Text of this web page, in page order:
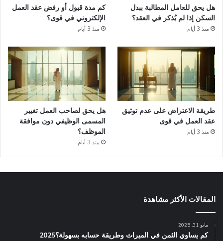
هل يحق للعامل المطالبة ببدل
السكن إذا لم يُذكر في العقد؟
منذ 3 أيام
كم مدة قبول أو رفض عقد العمل
الإلكتروني في قوى؟
منذ 3 أيام
طريقة الاعتراض على عدم توثيق
عقد العمل في قوى
منذ 3 أيام
هل يحق لصاحب العمل تغيير
المسمى الوظيفي دون موافقة
الموظف؟
منذ 3 أيام
المقالات الأكثر مشاهدة
مايو 31, 2025
كم يساوي الثمن في الميراث​ وطريقة حسابه بسهولة؟2025